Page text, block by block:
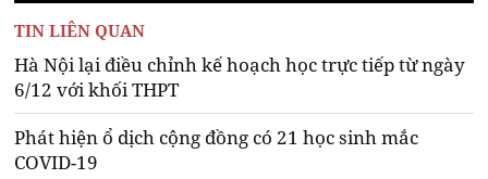
TIN LIÊN QUAN
Hà Nội lại điều chỉnh kế hoạch học trực tiếp từ ngày
6/12 với khối THPT
Phát hiện ổ dịch cộng đồng có 21 học sinh mắc
COVID-19